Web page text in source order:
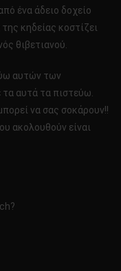
ένα άδειο δοχείο
κηδείας κοστίζει
θιβετιανού.
αυτών των
αυτά τα πιστεύω.
να σας σοκάρουν!!
ακολουθούν είναι